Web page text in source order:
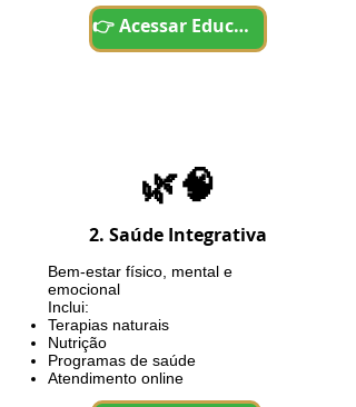
👉 Acessar Educação
🌿🧠
2. Saúde Integrativa
Bem-estar físico, mental e
emocional
Inclui:
Terapias naturais
Nutrição
Programas de saúde
Atendimento online